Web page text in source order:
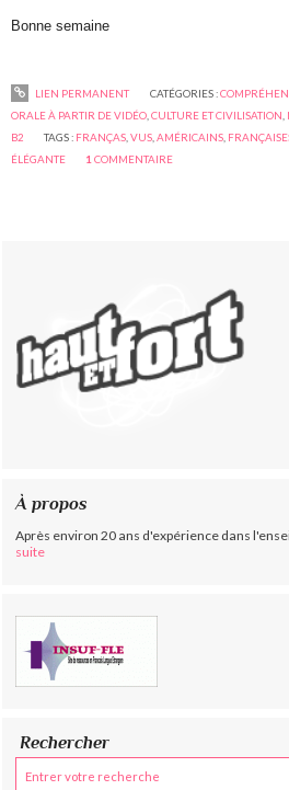
À propos
Après environ 20 ans d'expérience dans
suite
Rechercher
Bonne semaine
LIEN PERMANENT CATÉGORIES :
ORALE À PARTIR DE VIDÉO ,CULTURE ET CIVILISATION
B2
TAGS : FRANÇAS ,VUS ,AMÉRICAINS
ÉLÉGANTE
1 COMMENTAIRE